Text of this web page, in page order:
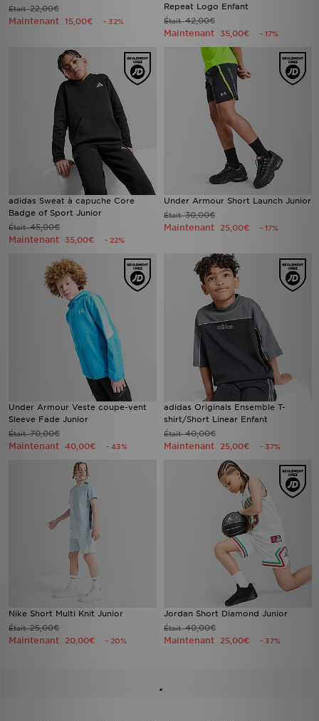
Était22,00€
Maintenant 15,00€ - 32%
Repeat Logo Enfant
Était42,00€
Maintenant 35,00€ - 17%
adidas Sweat à capuche Core
Badge of Sport Junior
Était45,00€
Maintenant 35,00€ - 22%
Under Armour Short Launch Junior
Était30,00€
Maintenant 25,00€ - 17%
Under Armour Veste coupe-vent
Sleeve Fade Junior
Était70,00€
Maintenant 40,00€ - 43%
adidas Originals Ensemble T-
shirt/Short Linear Enfant
Était40,00€
Maintenant 25,00€ - 37%
Nike Short Multi Knit Junior
Était25,00€
Maintenant 20,00€ - 20%
Jordan Short Diamond Junior
Était40,00€
Maintenant 25,00€ - 37%